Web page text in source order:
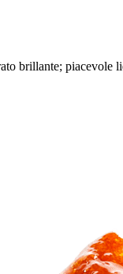
brillante; piacevole